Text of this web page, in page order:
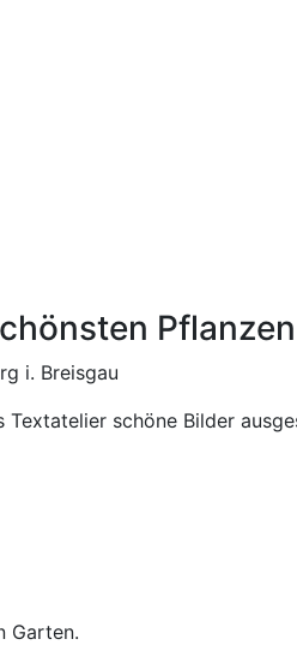
i. Breisgau
schöne Bilder
Garten.